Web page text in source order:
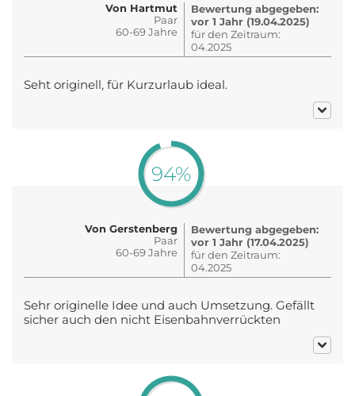
Von Hartmut
Paar
60-69 Jahre
Bewertung abgegeben:
vor 1 Jahr (19.04.2025)
für den Zeitraum:
04.2025
Seht originell, für Kurzurlaub ideal.
94%
Von Gerstenberg
Paar
60-69 Jahre
Bewertung abgegeben:
vor 1 Jahr (17.04.2025)
für den Zeitraum:
04.2025
Sehr originelle Idee und auch Umsetzung. Gefällt
sicher auch den nicht Eisenbahnverrückten